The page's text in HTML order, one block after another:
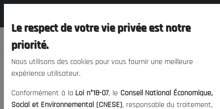
Nous vous prions de nous
excuser, mais l'accès à ce
Le respect de votre vie privée est notre
priorité.
Nous utilisons des cookies pour vous fournir une meilleure
expérience utilisateur.
Conformément à la Loi n°18-07, le Conseil National Économique,
Social et Environnemental (CNESE), responsable du traitement,